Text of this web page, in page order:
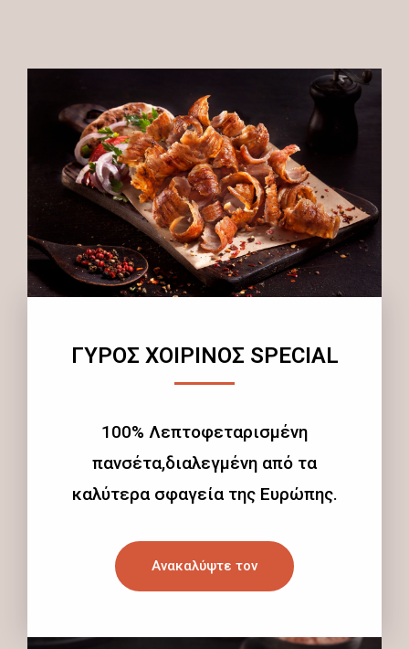
ΓΥΡΟΣ ΧΟΙΡΙΝΟΣ SPECIAL
100% Λεπτοφεταρισμένη
πανσέτα,διαλεγμένη από τα
καλύτερα σφαγεία της Ευρώπης.
Ανακαλύψτε τον